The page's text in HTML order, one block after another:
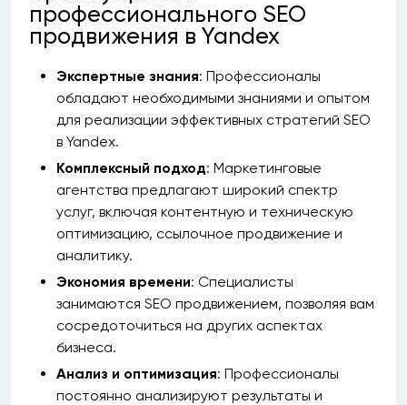
профессионального SEO
продвижения в Yandex
Экспертные знания: Профессионалы
обладают необходимыми знаниями и опытом
для реализации эффективных стратегий SEO
в Yandex.
Комплексный подход: Маркетинговые
агентства предлагают широкий спектр
услуг, включая контентную и техническую
оптимизацию, ссылочное продвижение и
аналитику.
Экономия времени: Специалисты
занимаются SEO продвижением, позволяя вам
сосредоточиться на других аспектах
бизнеса.
Анализ и оптимизация: Профессионалы
постоянно анализируют результаты и